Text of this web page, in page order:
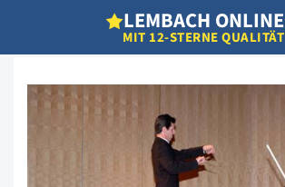
LEMBACH ONLINE
MIT 12-STERNE QUALITÄT